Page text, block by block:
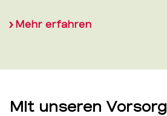
Mehr erfahren
Mit unseren